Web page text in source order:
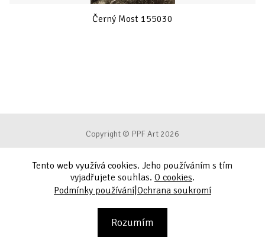
Černý Most 155030
Copyright © PPF Art 2026
Podmínky používání
Ochrana soukromí
Tento web využívá cookies. Jeho používáním s tím
vyjadřujete souhlas. O cookies.
Podmínky používání|Ochrana soukromí
Rozumím